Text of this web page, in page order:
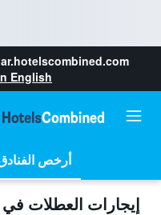
ar.hotelscombined.com
English
أرخص
إيجارات العطلات